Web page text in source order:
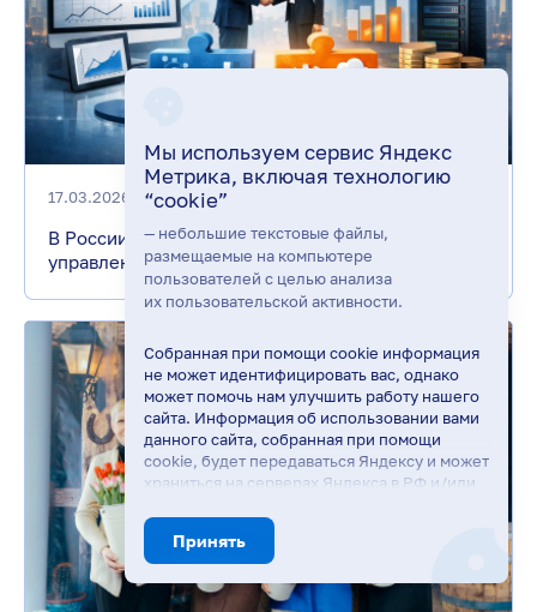
17.03.2026
В России упростят доступ бизнеса к
управленческой аналитике
Мы используем сервис Яндекс
Метрика, включая технологию
“cookie”
— небольшие текстовые файлы,
размещаемые на компьютере
пользователей с целью анализа
их пользовательской активности.
Собранная при помощи cookie информация
не может идентифицировать вас, однако
может помочь нам улучшить работу нашего
сайта. Информация об использовании вами
данного сайта, собранная при помощи
cookie, будет передаваться Яндексу и может
храниться на серверах Яндекса в РФ и/или
эту информацию в интересах владельца
сайта, в частности, для оценки
использования вами сайта, составления
отчётов об активности на сайте. Яндекс
Принять